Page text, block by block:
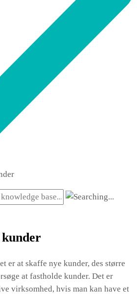
er at skaffe nye kunder, des større
at fastholde kunder. Det er
virksomhed, hvis man kan have et